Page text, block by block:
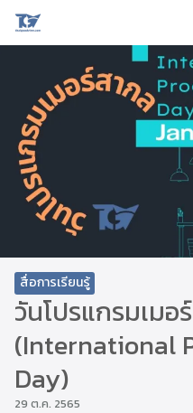
Skip
สื่อการเรียนรู้
วันโปรแกรมเมอ
(International
Day)
29 ต.ค. 2565